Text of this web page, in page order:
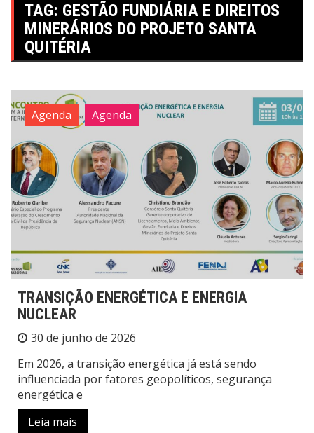
TAG: GESTÃO FUNDIÁRIA E DIREITOS
MINERÁRIOS DO PROJETO SANTA
QUITÉRIA
Agenda Agenda
TRANSIÇÃO ENERGÉTICA E ENERGIA
NUCLEAR
30 de junho de 2026
Em 2026, a transição energética já está sendo
influenciada por fatores geopolíticos, segurança
energética e
Leia mais